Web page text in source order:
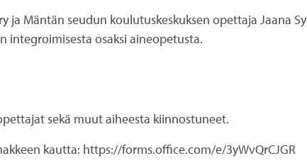
ja Mäntän seudun koulutuskeskuksen opettaja Jaana
integroimisesta osaksi aineopetusta.
sekä muut aiheesta kiinnostuneet.
kautta: https://forms.office.com/e/3yWvQrCJGR